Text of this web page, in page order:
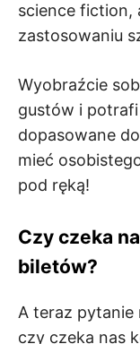
science fiction,
zastosowaniu
Wyobraźcie
gustów i
dopasowane
mieć
pod ręką!
Czy czeka
biletów?
A teraz
czy czeka nas